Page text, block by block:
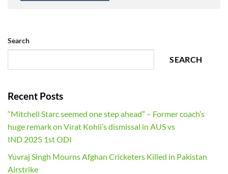
Search
SEARCH
Recent Posts
“Mitchell Starc seemed one step ahead” – Former coach’s
huge remark on Virat Kohli’s dismissal in AUS vs
IND 2025 1st ODI
Yuvraj Singh Mourns Afghan Cricketers Killed in Pakistan
Airstrike